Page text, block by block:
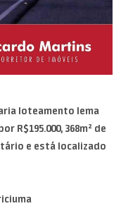
loteamento lema
R$195.000, 368m² de
e está localizado